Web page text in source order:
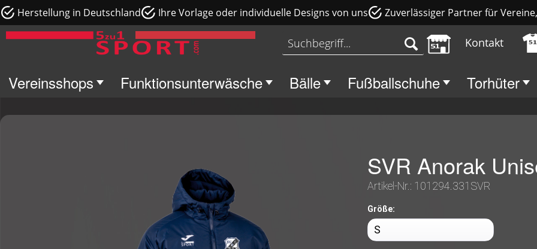
Herstellung in Deutschland Ihre Vorlage oder individuelle Designs von uns Zuverlässiger Partner für
Kontakt
Vereinsshops Funktionsunterwäsche Bälle Fußballschuhe Torhüter
SVR Anorak
Artikel-Nr.: 101294.331SVR
Größe: